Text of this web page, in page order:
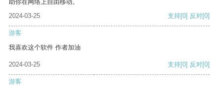
助你在网络上自由移动。
2024-03-25
支持[0] 反对[0]
游客
我喜欢这个软件 作者加油
2024-03-25 支持[0] 反对[0]
游客